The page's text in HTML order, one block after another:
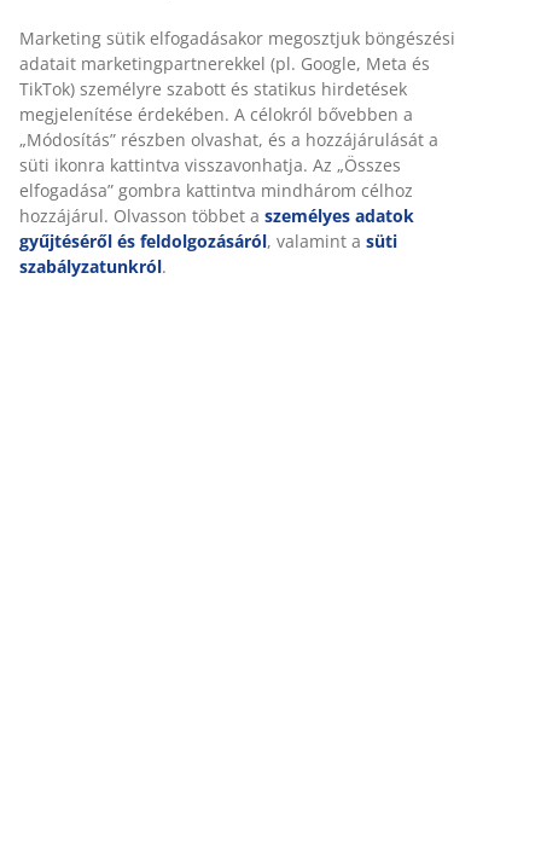
Marketing sütik elfogadásakor megosztjuk böngészési
adatait marketingpartnerekkel (pl. Google, Meta és
TikTok) személyre szabott és statikus hirdetések
megjelenítése érdekében. A célokról bővebben a
„Módosítás” részben olvashat, és a hozzájárulását a
süti ikonra kattintva visszavonhatja. Az „Összes
elfogadása” gombra kattintva mindhárom célhoz
hozzájárul. Olvasson többet a személyes adatok
gyűjtéséről és feldolgozásáról, valamint a süti
szabályzatunkról.